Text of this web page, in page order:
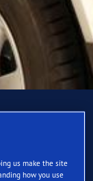
us make the site
how you use